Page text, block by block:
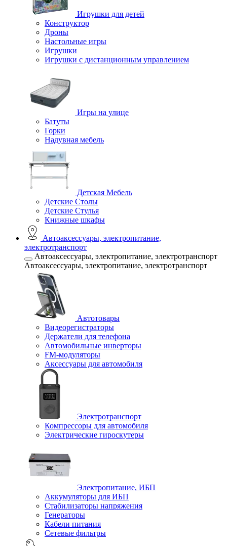
Игрушки для детей
Конструктор
Дроны
Настольные игры
Игрушки
Игрушки c дистанционным управлением
Игры на улице
Батуты
Горки
Надувная мебель
Детская Мебель
Детские Столы
Детские Стулья
Книжные шкафы
Автоаксессуары, электропитание,
электротранспорт
Автоаксессуары, электропитание, электротранспорт
Автоаксессуары, электропитание, электротранспорт
Автотовары
Видеорегистраторы
Держатели для телефона
Автомобильные инверторы
FM-модуляторы
Аксессуары для автомобиля
Электротранспорт
Компрессоры для автомобиля
Электрические гироскутеры
Электропитание, ИБП
Аккумуляторы для ИБП
Стабилизаторы напряжения
Генераторы
Кабели питания
Сетевые фильтры